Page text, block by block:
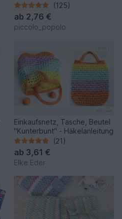
(125)
ab 2,76 €
piccolo_popolo
Einkaufsnetz, Tasche, Beutel
"Kunterbunt" - Häkelanleitung
(21)
ab 3,61 €
Elke Eder